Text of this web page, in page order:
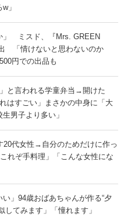
」
」 ミスド、『Mrs. GREEN
「情けないと思わないのか
円での出品も
と言われる学童弁当→開けた
すごい」まさかの中身に「大
男子より多い」
20代女性→自分のためだけに作っ
ぞ手料理」「こんな女性にな
い」94歳おばあちゃんが作る“夕
してみます」「憧れます」